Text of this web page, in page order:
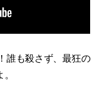
誰も殺さず、最狂の